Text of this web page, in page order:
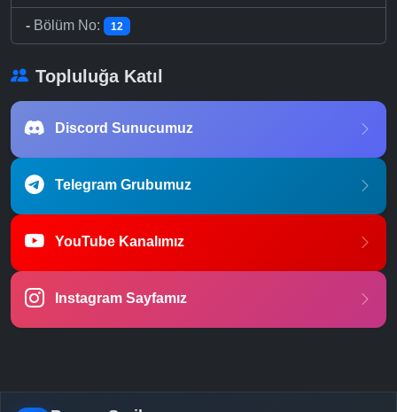
- Bölüm No: 12
Topluluğa Katıl
Discord Sunucumuz
Telegram Grubumuz
YouTube Kanalımız
Instagram Sayfamız